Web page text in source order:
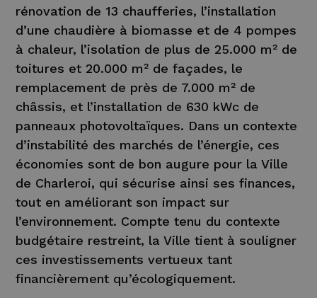
rénovation de 13 chaufferies, l’installation
d’une chaudière à biomasse et de 4 pompes
à chaleur, l’isolation de plus de 25.000 m² de
toitures et 20.000 m² de façades, le
remplacement de près de 7.000 m² de
châssis, et l’installation de 630 kWc de
panneaux photovoltaïques. Dans un contexte
d’instabilité des marchés de l’énergie, ces
économies sont de bon augure pour la Ville
de Charleroi, qui sécurise ainsi ses finances,
tout en améliorant son impact sur
l’environnement. Compte tenu du contexte
budgétaire restreint, la Ville tient à souligner
ces investissements vertueux tant
financièrement qu’écologiquement.